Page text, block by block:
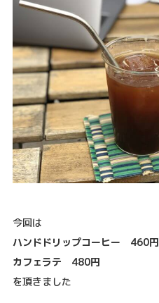
今回は
ハンドドリップコーヒー 460円
カフェラテ 480円
を頂きました